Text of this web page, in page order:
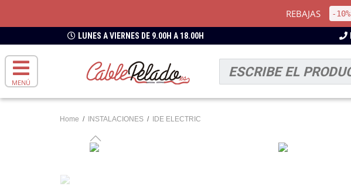
REBAJAS -10%
LUNES A VIERNES DE 9.00H A 18.00H
MENÚ
Home / INSTALACIONES / IDE ELECTRIC